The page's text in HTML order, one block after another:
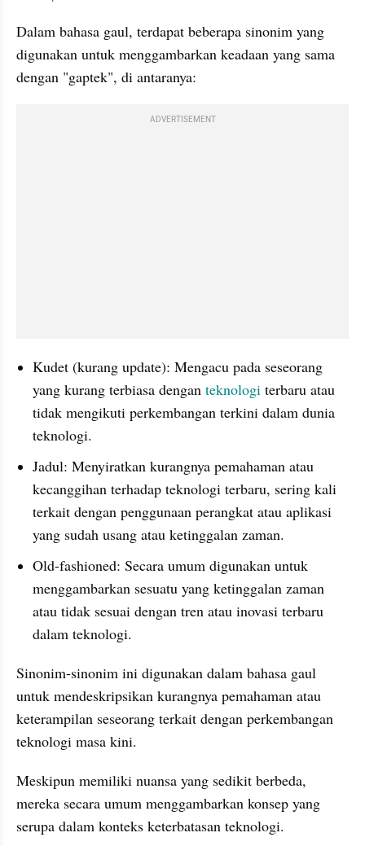
Dalam bahasa gaul, terdapat beberapa sinonim yang
digunakan untuk menggambarkan keadaan yang sama
dengan "gaptek", di antaranya:
ADVERTISEMENT
Kudet (kurang update): Mengacu pada seseorang
yang kurang terbiasa dengan teknologi terbaru atau
tidak mengikuti perkembangan terkini dalam dunia
teknologi.
Jadul: Menyiratkan kurangnya pemahaman atau
kecanggihan terhadap teknologi terbaru, sering kali
terkait dengan penggunaan perangkat atau aplikasi
yang sudah usang atau ketinggalan zaman.
Old-fashioned: Secara umum digunakan untuk
menggambarkan sesuatu yang ketinggalan zaman
atau tidak sesuai dengan tren atau inovasi terbaru
dalam teknologi.
Sinonim-sinonim ini digunakan dalam bahasa gaul
untuk mendeskripsikan kurangnya pemahaman atau
keterampilan seseorang terkait dengan perkembangan
teknologi masa kini.
Meskipun memiliki nuansa yang sedikit berbeda,
mereka secara umum menggambarkan konsep yang
serupa dalam konteks keterbatasan teknologi.